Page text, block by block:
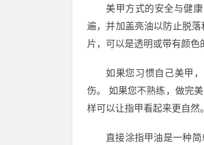
美甲方式的安全与健
遍，并加盖亮油以防止脱
片，可以是透明或带有颜色
如果您习惯自己美甲
伤。 如果您不熟练，做完
样可以让指甲看起来更自然
直接涂指甲油是一种